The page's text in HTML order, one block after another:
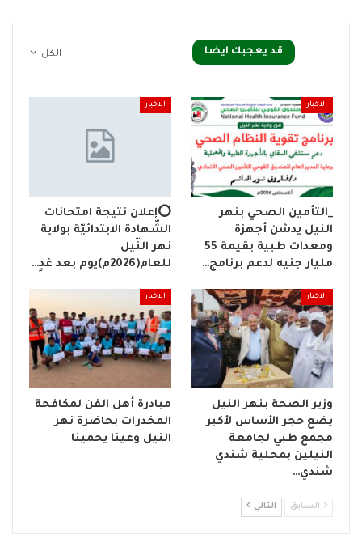
الكل قد يعجبك ايضا
الاخبار
_التأمين الصحي بنهر
النيل يدشن أجهزة
ومعدات طبية بقيمة 55
مليار جنيه لدعم برنامج…
الاخبار
⭕إعلان نتيجة امتحانات
الشّهادة الابتدائيّة بولاية
نهر النّيل
للعام(2026م)يوم بعد غدٍ…
الاخبار
وزير الصحة بنهر النيل
يضع حجر الأساس لأكبر
مجمع طبي لجامعة
النيلين بمحلية شندي
شندي…
الاخبار
مبادرة أهل الفن لمكافحة
المخدرات بحاضرة نهر
النيل وعينا يحمينا
السابق التالي